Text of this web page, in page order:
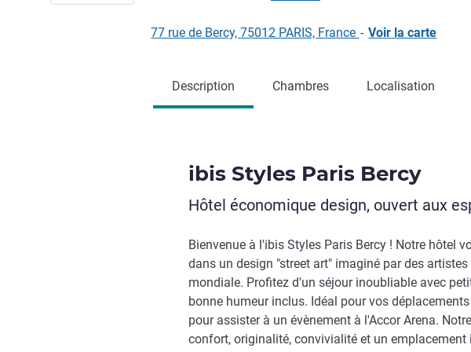
77 rue de Bercy, 75012 PARIS, France - Voir la carte
Description Chambres Localisation
ibis Styles Paris Bercy
Hôtel économique design, ouvert aux
Bienvenue à l'ibis Styles Paris Bercy ! Notre hôtel
dans un design "street art" imaginé par des
mondiale. Profitez d'un séjour inoubliable avec
bonne humeur inclus. Idéal pour vos
pour assister à un évènement à l'Accor Arena.
confort, originalité, convivialité et un emplacement